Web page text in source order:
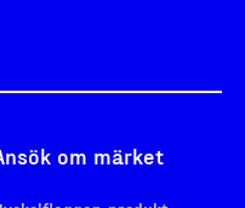
om märket